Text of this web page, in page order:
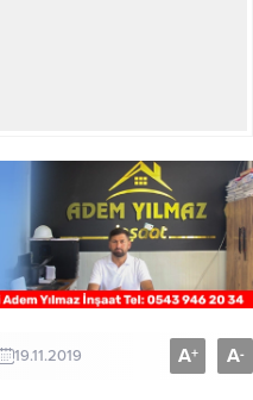
19.11.2019 A+ A-